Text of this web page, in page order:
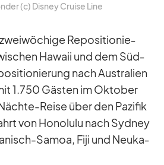
(c) Dis­ney Cruise Line
zwei­wö­chige Re­po­si­tio­nie­
Ha­waii und dem Süd­
nach Aus­tra­lien
1.750 Gäs­ten im Ok­to­ber
Reise über den Pa­zi­fik
von Ho­no­lulu nach Syd­ney
Sa­moa, Fiji und Neu­ka­